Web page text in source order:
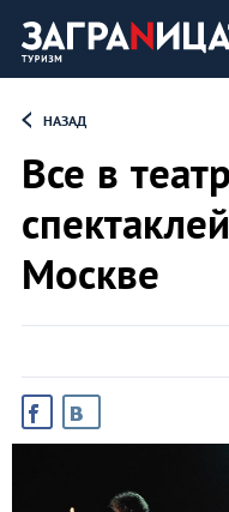
НАЗАД
Все в
Москве